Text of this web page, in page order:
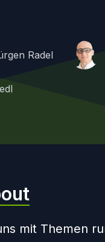
Radel
mit Themen